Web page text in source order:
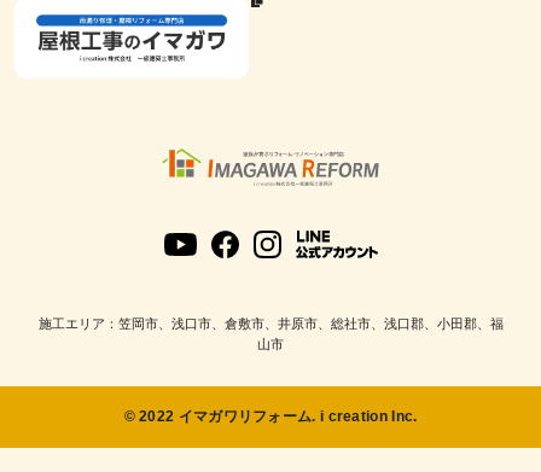
施工エリア：笠岡市、浅口市、倉敷市、井原市、総社市、浅口郡、小田郡、福
山市
© 2022 イマガワリフォーム. i creation Inc.